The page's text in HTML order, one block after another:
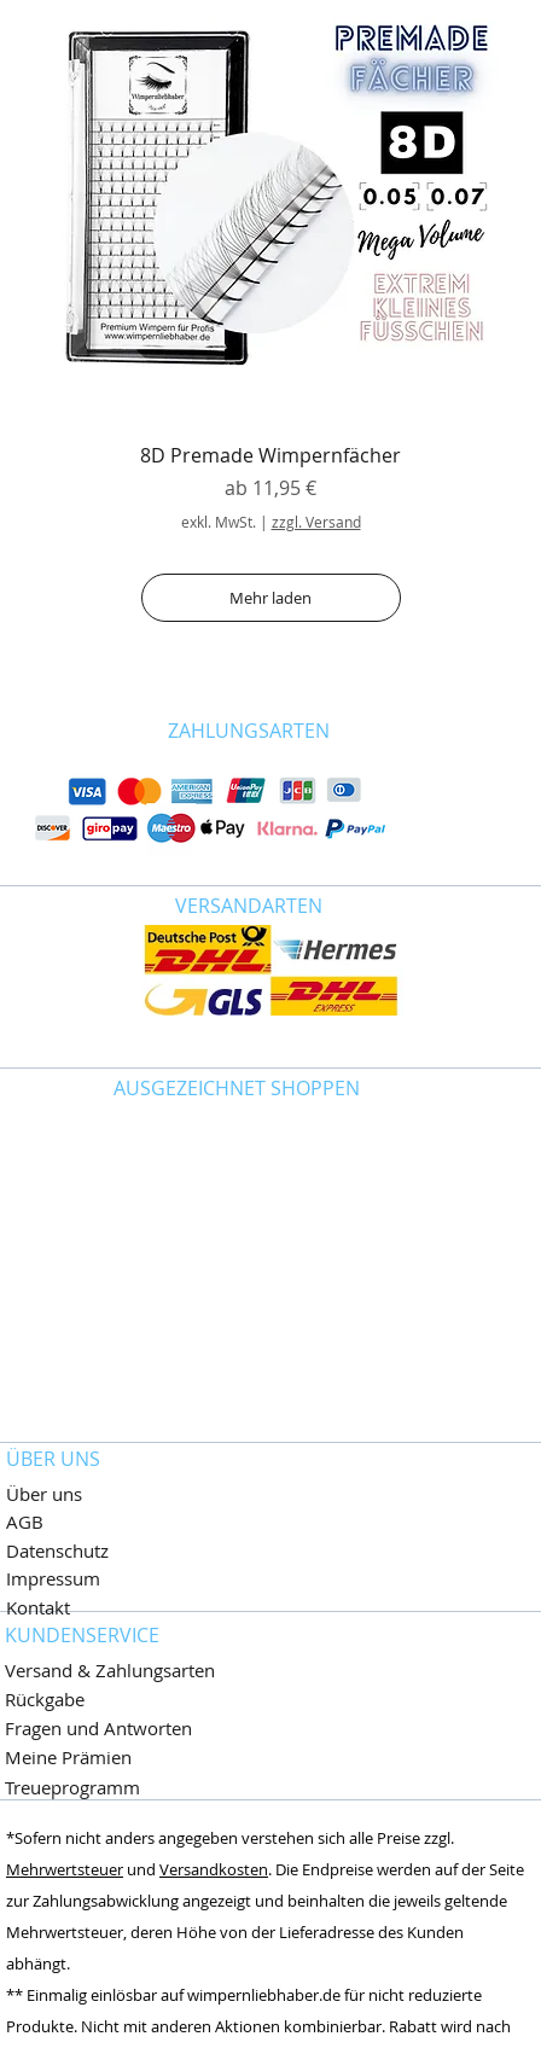
8D Premade Wimpernfächer
ab 11,95 €
Sale-Preis
exkl. MwSt. | zzgl. Versand
Mehr laden
ÜBER UNS
Über uns
AGB
Datenschutz
Impressum
Kontakt
Dormagen,
www.wimpernlieb
Deutschland
*Sofern nicht anders angegeben verstehen sich alle Preise zzgl.
Mehrwertsteuer und Versandkosten. Die Endpreise werden auf der Seite
zur Zahlungsabwicklung angezeigt und beinhalten die jeweils geltende
Mehrwertsteuer, deren Höhe von der Lieferadresse des Kunden
abhängt.
** Einmalig einlösbar auf wimpernliebhaber.de für nicht reduzierte
Produkte. Nicht mit anderen Aktionen kombinierbar. Rabatt wird nach
KUNDENSERVICE
Versand & Zahlungsarten
Rückgabe
Fragen und Antworten
Meine Prämien
Treueprogramm
VERSANDARTEN
ZAHLUNGSARTEN
AUSGEZEICHNET SHOPPEN